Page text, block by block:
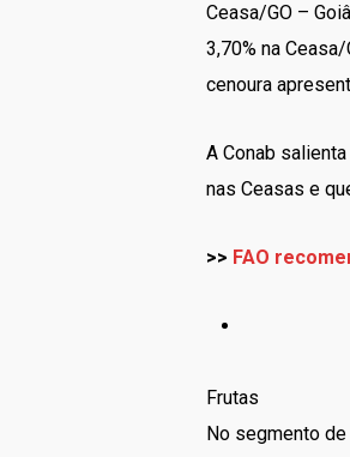
Ceasa/GO –
3,70% na
cenoura
A Conab
nas Ceasas e
>> FAO
Frutas
No segmento